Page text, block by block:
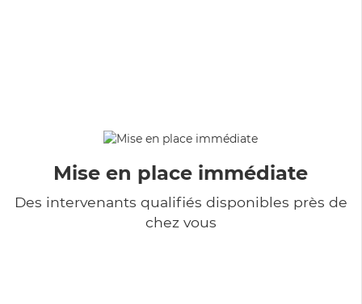
Mise en place immédiate
Des intervenants qualifiés disponibles près de
chez vous